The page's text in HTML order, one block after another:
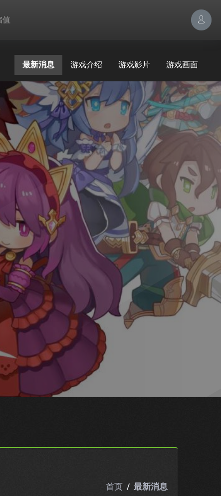
值
最新消息 游戏介绍 游戏影片 游戏画面
首页 最新消息